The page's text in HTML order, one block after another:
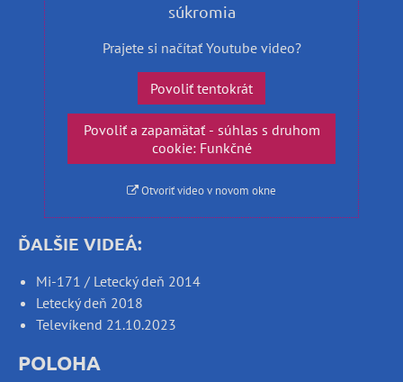
súkromia
Prajete si načítať Youtube video?
Povoliť tentokrát
Povoliť a zapamätať - súhlas s druhom
cookie: Funkčné
Otvoriť video v novom okne
ĎALŠIE VIDEÁ:
Mi-171 / Letecký deň 2014
Letecký deň 2018
Televíkend 21.10.2023
POLOHA